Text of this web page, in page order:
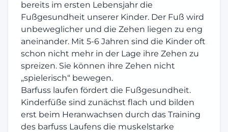
bereits im ersten Lebensjahr die
Fußgesundheit unserer Kinder. Der Fuß wird
unbeweglicher und die Zehen liegen zu eng
aneinander. Mit 5-6 Jahren sind die Kinder oft
schon nicht mehr in der Lage ihre Zehen zu
spreizen. Sie können ihre Zehen nicht
„spielerisch“ bewegen.
Barfuss laufen fördert die Fußgesundheit.
Kinderfüße sind zunächst flach und bilden
erst beim Heranwachsen durch das Training
des barfuss Laufens die muskelstarke